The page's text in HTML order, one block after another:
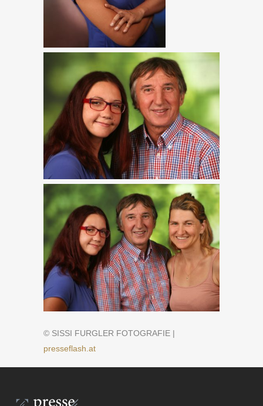
© SISSI FURGLER FOTOGRAFIE |
presseflash.at